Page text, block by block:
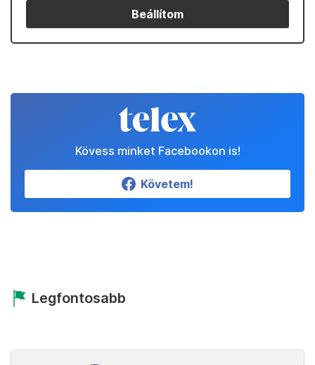
Beállítom
Kövess minket Facebookon is!
Követem!
Legfontosabb